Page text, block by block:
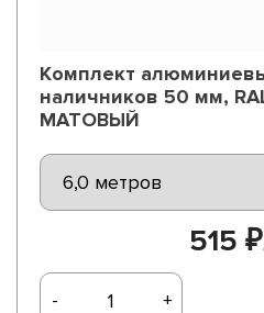
Комплект
наличников 50 мм,
МАТОВЫЙ
515 ₽
- +